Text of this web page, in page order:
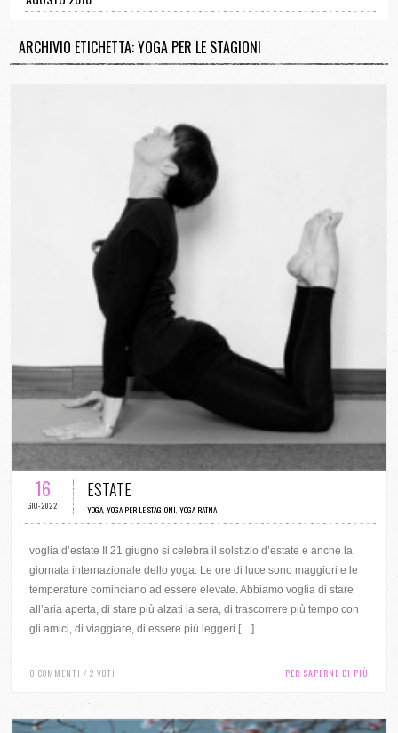
ARCHIVIO ETICHETTA: YOGA PER LE STAGIONI
0 COMMENTI / 2 VOTI
16
GIU-2022
ESTATE
YOGA,YOGA PER LE STAGIONI,YOGA RATNA
voglia d’estate Il 21 giugno si celebra il solstizio d’estate e anche la
giornata internazionale dello yoga. Le ore di luce sono maggiori e le
temperature cominciano ad essere elevate. Abbiamo voglia di stare
all’aria aperta, di stare più alzati la sera, di trascorrere più tempo con
gli amici, di viaggiare, di essere più leggeri […]
0 COMMENTI / 2 VOTI PER SAPERNE DI PIÙ